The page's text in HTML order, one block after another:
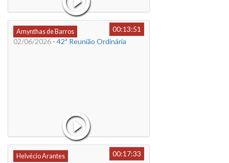
Amynthas de Barros
00:13:51
02/06/2026 - 42ª Reunião Ordinária
Helvécio Arantes
00:17:33